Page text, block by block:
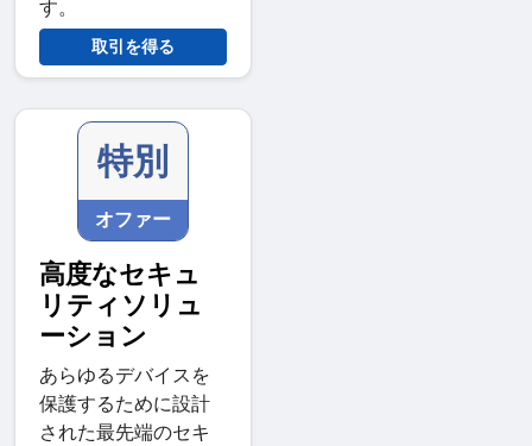
す。
取引を得る
特別
オファー
高度なセキュ
リティソリュ
ーション
あらゆるデバイスを
保護するために設計
された最先端のセキ